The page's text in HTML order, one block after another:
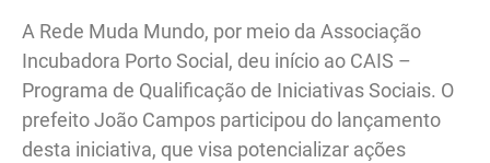
A Rede Muda Mundo, por meio da Associação
Incubadora Porto Social, deu início ao CAIS –
Programa de Qualificação de Iniciativas Sociais. O
prefeito João Campos participou do lançamento
desta iniciativa, que visa potencializar ações